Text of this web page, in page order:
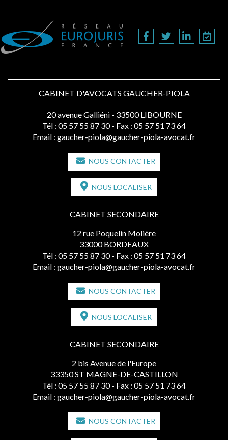
CABINET D'AVOCATS GAUCHER-PIOLA
20 avenue Galliéni - 33500 LIBOURNE
Tél : 05 57 55 87 30 - Fax : 05 57 51 73 64
Email : gaucher-piola@gaucher-piola-avocat.fr
NOUS CONTACTER
NOUS LOCALISER
CABINET SECONDAIRE
12 rue Poquelin Molière
33000 BORDEAUX
Tél : 05 57 55 87 30 - Fax : 05 57 51 73 64
Email : gaucher-piola@gaucher-piola-avocat.fr
NOUS CONTACTER
NOUS LOCALISER
CABINET SECONDAIRE
2 bis Avenue de l'Europe
33350 ST MAGNE-DE-CASTILLON
Tél : 05 57 55 87 30 - Fax : 05 57 51 73 64
Email : gaucher-piola@gaucher-piola-avocat.fr
NOUS CONTACTER